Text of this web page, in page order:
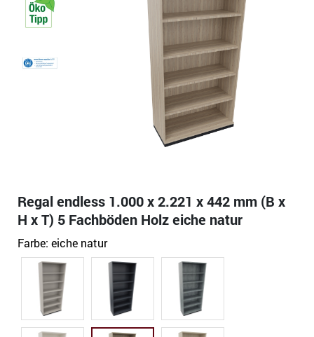
Regal endless 1.000 x 2.221 x 442 mm (B x
H x T) 5 Fachböden Holz eiche natur
Farbe: eiche natur